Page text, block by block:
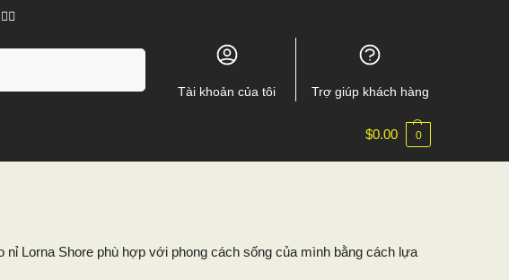
Tài khoản của tôi Trợ giúp khách hàng
$0.00 0
Lorna Shore phù hợp với phong cách sống của mình bằng cách lựa